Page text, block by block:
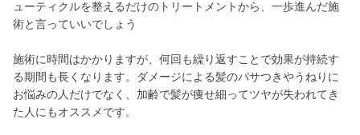
ューティクルを整えるだけのトリートメントから、一歩進んだ施
術と言っていいでしょう
施術に時間はかかりますが、何回も繰り返すことで効果が持続す
る期間も長くなります。ダメージによる髪のパサつきやうねりに
お悩みの人だけでなく、加齢で髪が痩せ細ってツヤが失われてき
た人にもオススメです。